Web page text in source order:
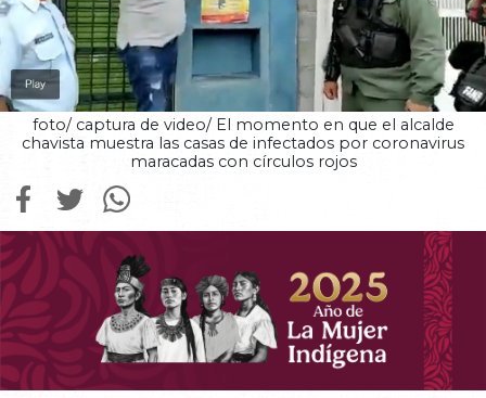
foto/ captura de video/ El momento en que el alcalde
chavista muestra las casas de infectados por coronavirus
maracadas con círculos rojos